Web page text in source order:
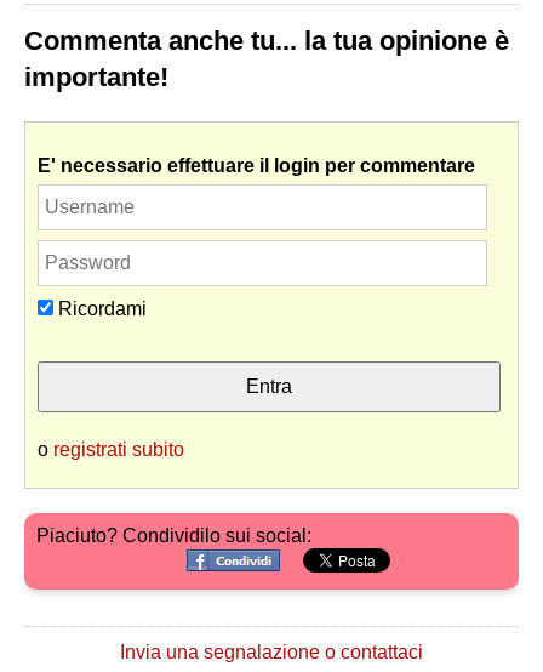
Commenta anche tu... la tua opinione è
importante!
E' necessario effettuare il login per commentare
Ricordami
o registrati subito
Piaciuto? Condividilo sui social:
Invia una segnalazione o contattaci